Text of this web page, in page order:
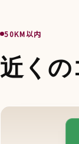
50KM以内
近くの